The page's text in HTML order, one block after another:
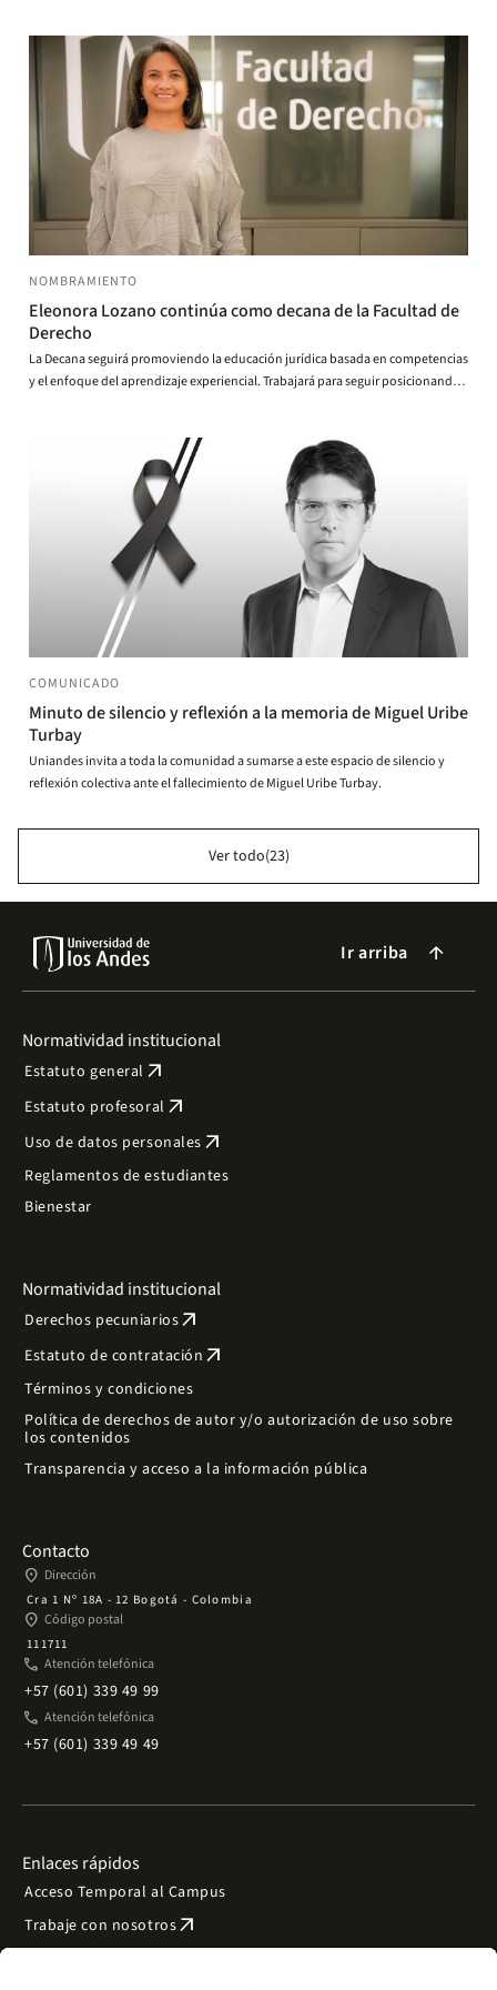
terrestres y cuyas administraciones ya ven colapsados sus mecanismos de
NOMBRAMIENTO
Eleonora Lozano continúa como decana de la Facultad de
Derecho
La Decana seguirá promoviendo la educación jurídica basada en competencias
y el enfoque del aprendizaje experiencial. Trabajará para seguir posicionando
COMUNICADO
Minuto de silencio y reflexión a la memoria de Miguel Uribe
Turbay
Uniandes invita a toda la comunidad a sumarse a este espacio de silencio y
reflexión colectiva ante el fallecimiento de Miguel Uribe Turbay.
Ver todo(23)
Ir arriba arrow_forward
Normatividad institucional
Estatuto general arrow_outward
Estatuto profesoral arrow_outward
Uso de datos personales arrow_outward
Reglamentos de estudiantes
Bienestar
Normatividad institucional
Derechos pecuniariosarrow_outward
Estatuto de contratación arrow_outward
Términos y condiciones
Política de derechos de autor y/o autorización de uso sobre
los contenidos
Transparencia y acceso a la información pública
Contacto
place Dirección
Cra 1 Nº 18A - 12 Bogotá - Colombia
place Código postal
111711
phone Atención telefónica
+57 (601) 339 49 99
phone Atención telefónica
+57 (601) 339 49 49
Enlaces rápidos
Acceso Temporal al Campus
Trabaje con nosotrosarrow_outward